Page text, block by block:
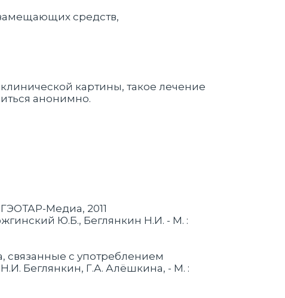
средств,
картины, такое лечение
анонимно.
Медиа, 2011
Ю.Б., Беглянкин Н.И. - М. :
связанные с употреблением
Беглянкин, Г.А. Алёшкина, - М. :